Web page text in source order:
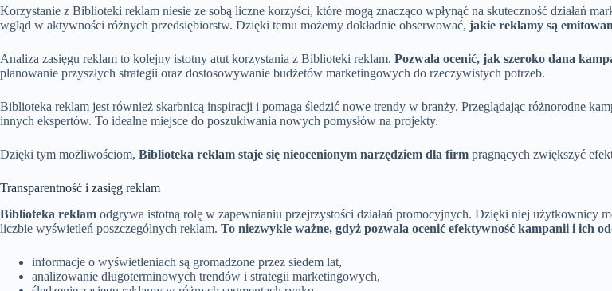
Korzystanie z Biblioteki reklam niesie ze sobą liczne korzyści, które mogą znacząco wpłynąć na skuteczność działań
wgląd w aktywności różnych przedsiębiorstw. Dzięki temu możemy dokładnie obserwować, jakie reklamy są
Analiza zasięgu reklam to kolejny istotny atut korzystania z Biblioteki reklam. Pozwala ocenić, jak szeroko dana
planowanie przyszłych strategii oraz dostosowywanie budżetów marketingowych do rzeczywistych potrzeb.
Biblioteka reklam jest również skarbnicą inspiracji i pomaga śledzić nowe trendy w branży. Przeglądając różnorodne
innych ekspertów. To idealne miejsce do poszukiwania nowych pomysłów na projekty.
Dzięki tym możliwościom, Biblioteka reklam staje się nieocenionym narzędziem dla firm pragnących zwiększyć
Transparentność i zasięg reklam
Biblioteka reklam odgrywa istotną rolę w zapewnianiu przejrzystości działań promocyjnych. Dzięki niej użytkownicy
liczbie wyświetleń poszczególnych reklam. To niezwykle ważne, gdyż pozwala ocenić efektywność kampanii i ich
informacje o wyświetleniach są gromadzone przez siedem lat,
analizowanie długoterminowych trendów i strategii marketingowych,